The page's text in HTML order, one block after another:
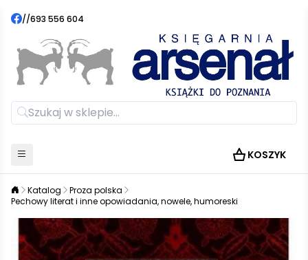
//693 556 604
KOSZYK
Katalog
Proza polska
Pechowy literat i inne opowiadania, nowele, humoreski